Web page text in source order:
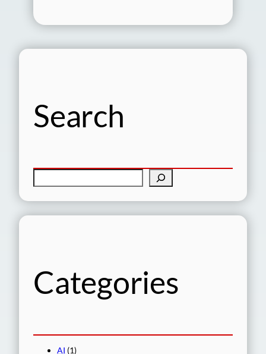
Search
e
Categories
AI (1)